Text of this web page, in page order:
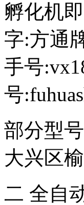
孵化机
字:方通
手号
号
部分型
大兴区
二 全自